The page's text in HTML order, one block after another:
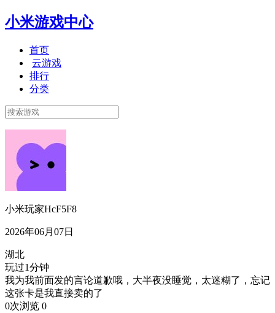
小米游戏中心
首页
云游戏
排行
分类
小米玩家HcF5F8
2026年06月07日
湖北
玩过1分钟
我为我前面发的言论道歉哦，大半夜没睡觉，太迷糊了，忘记
这张卡是我直接卖的了
0次浏览 0